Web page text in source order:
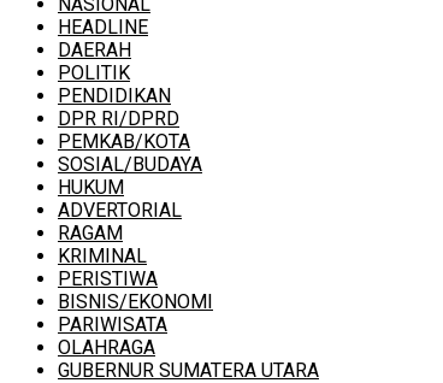
HEADLINE
DAERAH
POLITIK
PENDIDIKAN
DPR RI/DPRD
PEMKAB/KOTA
SOSIAL/BUDAYA
HUKUM
ADVERTORIAL
RAGAM
KRIMINAL
PERISTIWA
BISNIS/EKONOMI
PARIWISATA
OLAHRAGA
GUBERNUR SUMATERA UTARA